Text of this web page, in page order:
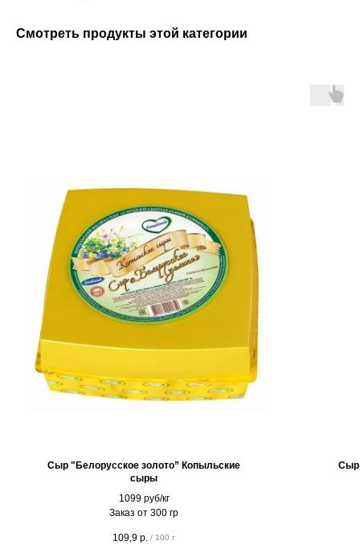
Смотреть продукты этой категории
Сыр "Белорусское золото” Копыльские
сыры
1099 руб/кг
Заказ от 300 гр
109,9 р. / 100 г
Сыр